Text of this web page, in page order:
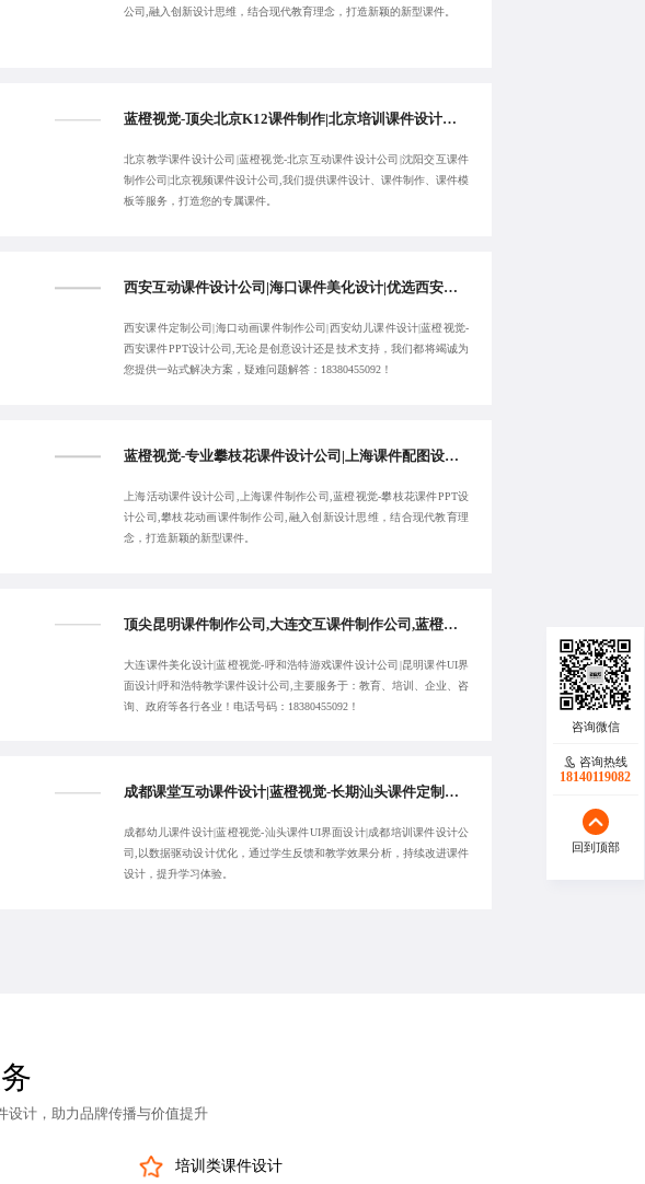
公司,融入创新设计思维，结合现代教育理念，打造新颖的新型课件。
蓝橙视觉-顶尖北京K12课件制作|北京培训课件设计公司|北京教学课件设计公司|北京互动课件设计公司-注重用户体验
北京教学课件设计公司|蓝橙视觉-北京互动课件设计公司|沈阳交互课件
制作公司|北京视频课件设计公司,我们提供课件设计、课件制作、课件模
板等服务，打造您的专属课件。
西安互动课件设计公司|海口课件美化设计|优选西安课件定制公司|蓝橙视觉-海口动画课件制作公司-专注定制
西安课件定制公司|海口动画课件制作公司|西安幼儿课件设计|蓝橙视觉-
西安课件PPT设计公司,无论是创意设计还是技术支持，我们都将竭诚为
您提供一站式解决方案，疑难问题解答：18380455092！
蓝橙视觉-专业攀枝花课件设计公司|上海课件配图设计公司|上海活动课件设计公司|上海课件制作公司-服务高效
上海活动课件设计公司,上海课件制作公司,蓝橙视觉-攀枝花课件PPT设
计公司,攀枝花动画课件制作公司,融入创新设计思维，结合现代教育理
念，打造新颖的新型课件。
顶尖昆明课件制作公司,大连交互课件制作公司,蓝橙视觉-大连课件美化设计-欢迎来电:18380455092
大连课件美化设计|蓝橙视觉-呼和浩特游戏课件设计公司|昆明课件UI界
面设计|呼和浩特教学课件设计公司,主要服务于：教育、培训、企业、咨
询、政府等各行各业！电话号码：18380455092！
成都课堂互动课件设计|蓝橙视觉-长期汕头课件定制公司|成都幼儿课件设计-稳定可靠专业
成都幼儿课件设计|蓝橙视觉-汕头课件UI界面设计|成都培训课件设计公
司,以数据驱动设计优化，通过学生反馈和教学效果分析，持续改进课件
设计，提升学习体验。
设计，助力品牌传播与价值提升
培训类课件设计
咨询热线
18140119082
回到顶部